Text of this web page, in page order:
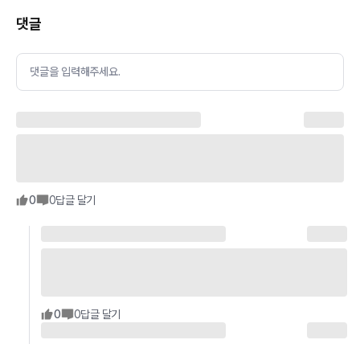
댓글
댓글을 입력해주세요.
0 0답글 달기
0 0답글 달기